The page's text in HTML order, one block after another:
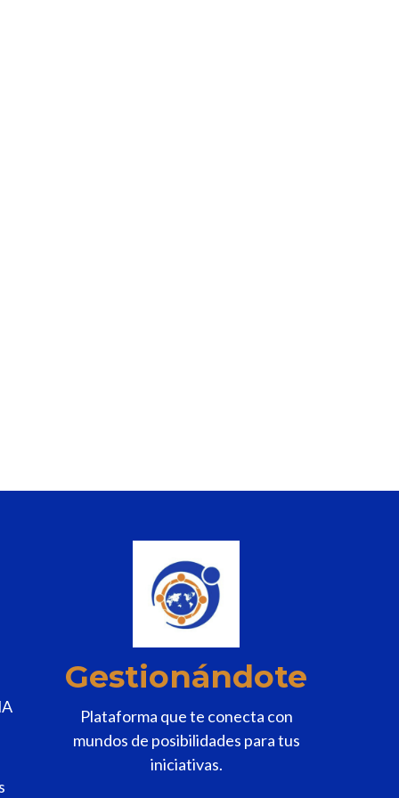
Gestionándote
Plataforma que te conecta con
mundos de posibilidades para tus
iniciativas.